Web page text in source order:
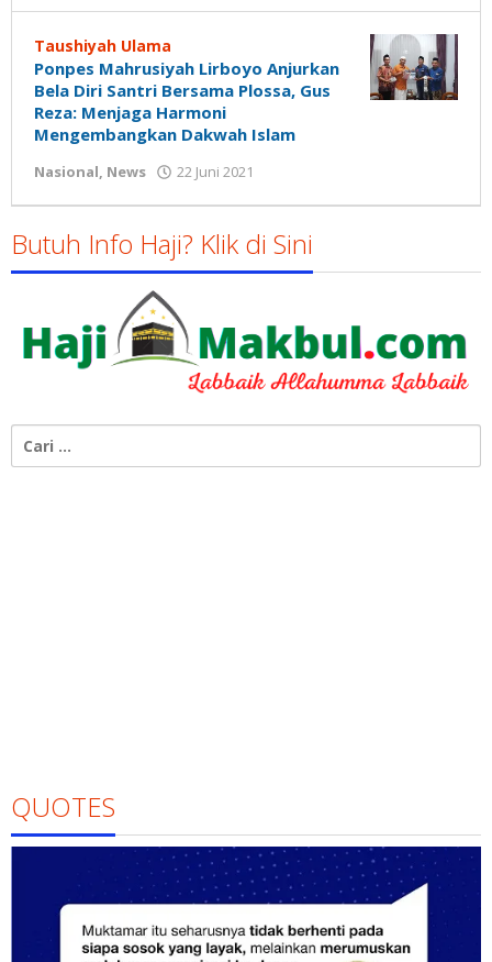
Susanto
Taushiyah Ulama
Ponpes Mahrusiyah Lirboyo Anjurkan
Bela Diri Santri Bersama Plossa, Gus
Reza: Menjaga Harmoni
Mengembangkan Dakwah Islam
Nasional, News 22 Juni 2021
Susanto
Butuh Info Haji? Klik di Sini
untuk:
QUOTES